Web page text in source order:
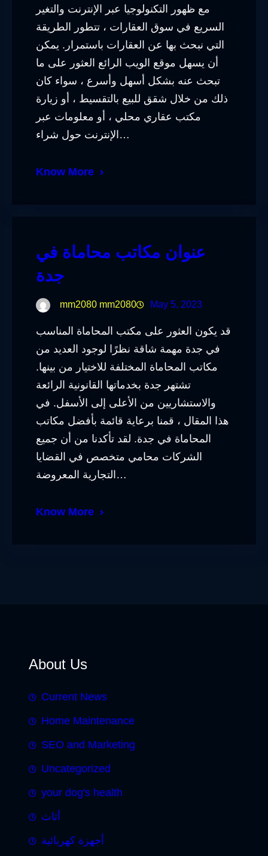
مع ظهور التكنولوجيا عبر الإنترنت والتغير
السريع في سوق العقارات ، تتطور الطريقة
التي نبحث بها عن العقارات باستمرار. يمكن
أن يسهل موقع الويب الرائع العثور على ما
تبحث عنه بشكل أسهل وأسرع ، سواء كان
ذلك من خلال شقق للبيع بالتقسيط ، أو زيارة
مكتب عقاري محلي ، أو معلومات عبر
الإنترنت حول شراء…
Know More
عنوان مكاتب محاماة في
جدة
mm2080 mm2080 May 5, 2023
قد يكون العثور على مكتب المحاماة المناسب
في جدة مهمة شاقة نظرًا لوجود العديد من
مكاتب المحاماة المختلفة للاختيار من بينها.
تشتهر جدة بخدماتها القانونية الرائعة
والاستشاريين من الأعلى إلى الأسفل. في
هذا المقال ، قمنا برعاية قائمة بأفضل مكاتب
المحاماة في جدة. لقد تأكدنا من أن جميع
الشركات محامي متخصص في القضايا
التجارية المعروضة…
Know More
About Us
Current News
Home Maintenance
SEO and Marketing
Uncategorized
your dog's health
أثاث
أجهزة كهربائية